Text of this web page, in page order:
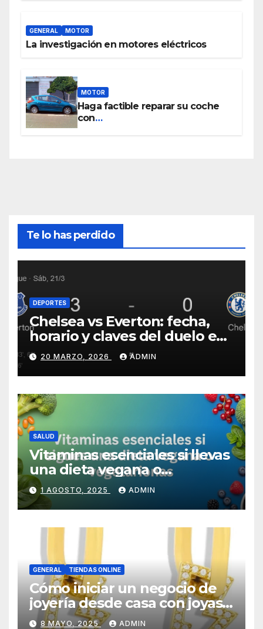
GENERAL MOTOR
La investigación en motores eléctricos
MOTOR
Haga factible reparar su coche
con
Te lo has perdido
DEPORTES
Chelsea vs Everton: fecha,
horario y claves del duelo en
Stamford Bridge
20 MARZO, 2026 ADMIN
SALUD
Vitaminas esenciales si llevas
una dieta vegana o
vegetariana
1 AGOSTO, 2025 ADMIN
GENERAL TIENDAS ONLINE
Cómo iniciar un negocio de
joyería desde casa con joyas
por mayor
8 MAYO, 2025 ADMIN